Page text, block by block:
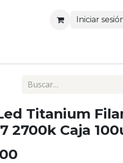
Iniciar
Titanium
2700k Caja